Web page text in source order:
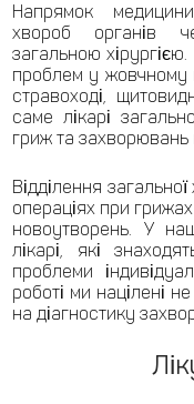
Напрямок
хвороб органів
загальною
проблем у жовчному
стравоході,
саме лікарі
гриж та захворювань
Відділення загальної
операціях при
новоутворень. У
лікарі, які
проблеми
роботі ми націлені
на діагностику